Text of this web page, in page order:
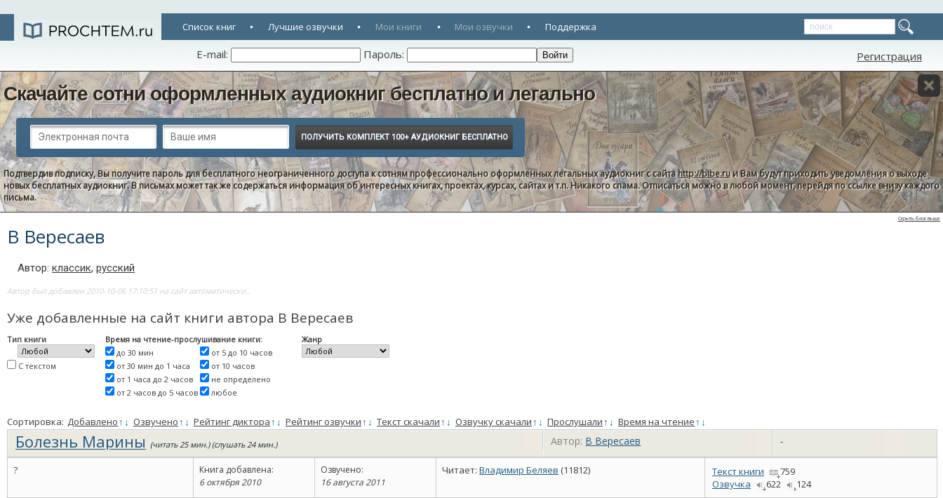
Список книг Лучшие озвучки Мои книги Мои озвучки Поддержка
E-mail: Пароль: Регистрация
Скачайте сотни оформленных аудиокниг бесплатно и легально
Подтвердив подписку, Вы получите пароль для бесплатного неограниченного доступа к сотням профессионально оформленных легальных аудиокниг с сайтаhttp://bibe.ruи Вам будут приходить уведомления о выходе
новых бесплатных аудиокниг. В письмах может так же содержаться информация об интересных книгах, проектах, курсах, сайтах и т.п. Никакого спама. Отписаться можно в любой момент, перейдя по ссылке внизу каждого
письма.
Скрыть блок выше
В Вересаев
Автор: классик, русский
Автор был добавлен 2010-10-06 17:10:51 на сайт автоматически..
Уже добавленные на сайт книги автора В Вересаев
Тип книги
С текстом
Время на чтение-прослушивание книги:
до 30 мин
от 30 мин до 1 часа
от 1 часа до 2 часов
от 2 часов до 5 часов
от 5 до 10 часов
от 10 часов
не определено
любое
Жанр
Сортировка: Добавлено↑ ↓ Озвучено↑ ↓ Рейтинг диктора↑ ↓ Рейтинг озвучки↑ ↓ Текст скачали↑ ↓ Озвучку скачали↑ ↓ Прослушали↑ ↓ Время на чтение↑ ↓
Болезнь Марины (читать 25 мин.) (слушать 24 мин.) Автор: В Вересаев -
?
Книга добавлена:
6 октября 2010
Озвучено:
16 августа 2011
Читает: Владимир Беляев (11812) Текст книги
759
Озвучка
622 124